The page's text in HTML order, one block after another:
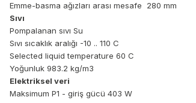
Emme-basma ağızları arası mesafe 280 mm
Sıvı
Pompalanan sıvı Su
Sıvı sıcaklık aralığı -10 .. 110 C
Selected liquid temperature 60 C
Yoğunluk 983.2 kg/m3
Elektriksel veri
Maksimum P1 - giriş gücü 403 W